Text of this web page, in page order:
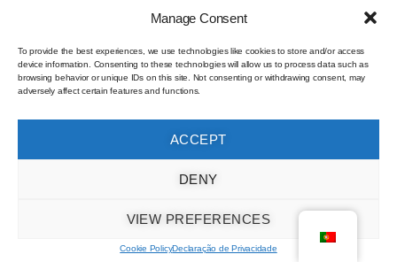
Manage Consent
To provide the best experiences, we use technologies like cookies to store and/or access
device information. Consenting to these technologies will allow us to process data such as
browsing behavior or unique IDs on this site. Not consenting or withdrawing consent, may
adversely affect certain features and functions.
ACCEPT
DENY
VIEW PREFERENCES
Cookie PolicyDeclaração de Privacidade
Janeiro 1
Categorias
A influência Romana no Sado
Bacon de Espadarte